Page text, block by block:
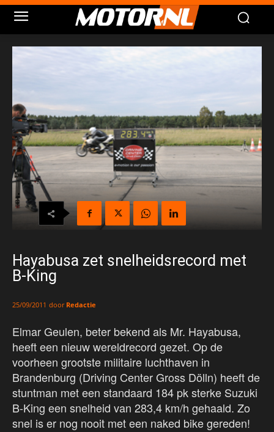
Hayabusa zet snelheidsrecord met
B-King
25/09/2011 door Redactie
Elmar Geulen, beter bekend als Mr. Hayabusa,
heeft een nieuw wereldrecord gezet. Op de
voorheen grootste militaire luchthaven in
Brandenburg (Driving Center Gross Dölln) heeft de
stuntman met een standaard 184 pk sterke Suzuki
B-King een snelheid van 283,4 km/h gehaald. Zo
snel is er nog nooit met een naked bike gereden!